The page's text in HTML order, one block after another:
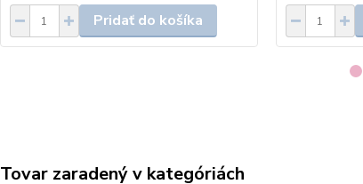
Pridať do košíka
Tovar zaradený v kategóriách